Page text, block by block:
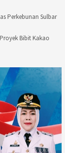
Perkebunan Sulbar
Bibit Kakao